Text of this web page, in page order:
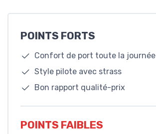
POINTS FORTS
Confort de port toute la journée
Style pilote avec strass
Bon rapport qualité-prix
POINTS FAIBLES